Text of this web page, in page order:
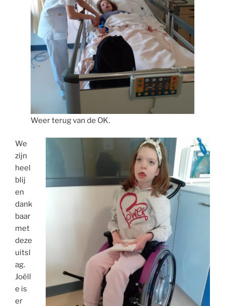
Weer terug van de OK.
We
zijn
heel
blij
en
dank
baar
met
deze
uitsl
ag.
Joëll
e is
er